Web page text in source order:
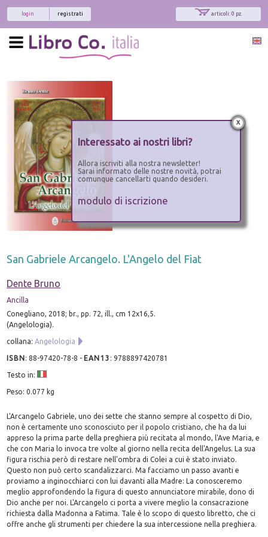
articoli: 0 pz.
registrati
login
San Gabriele Arcangelo. L'Angelo del Fiat
Dente Bruno
Ancilla
Conegliano, 2018; br., pp. 72, ill., cm 12x16,5.
(Angelologia).
collana:Angelologia
ISBN:88-97420-78-8 - EAN13 :9788897420781
Testo in:
Peso: 0.077 kg
L'Arcangelo Gabriele, uno dei sette che stanno sempre al cospetto di Dio,
non è certamente uno sconosciuto per il popolo cristiano, che ha da lui
appreso la prima parte della preghiera più recitata al mondo, l'Ave Maria, e
che con Maria lo invoca tre volte al giorno nella recita dell'Angelus. La sua
figura rischia però di restare nell'ombra di Colei a cui è stato inviato.
Questo non può certo scandalizzarci. Ma facciamo un passo avanti e
proviamo a inginocchiarci con lui davanti alla Madre: La conosceremo
meglio approfondendo la figura di questo annunciatore mirabile, dono di
Dio anche per noi. L'Arcangelo ci porta a vivere meglio la consacrazione
richiesta dalla Madonna a Fatima. Tale è lo scopo di questo libretto, che ci
offre anche gli strumenti per chiedere la sua intercessione nella preghiera.
x
Interessato ai nostri libri?
Allora iscriviti alla nostra newsletter!
Sarai informato delle nostre novità, potrai
comunque cancellarti quando desideri.
modulo di iscrizione